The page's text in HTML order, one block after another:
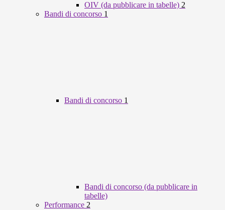
OIV (da pubblicare in tabelle) 2
Bandi di concorso 1
Bandi di concorso 1
Bandi di concorso (da pubblicare in
tabelle)
Performance 2